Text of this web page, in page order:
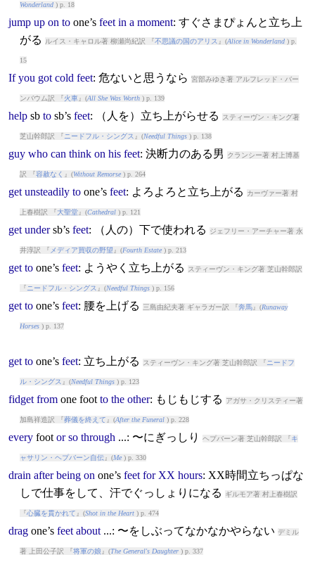
Wonderland) p. 18
jump up on toone’s feet in a moment: すぐさまぴょんと立ち上
がる
ルイス・キャロル著 柳瀬尚紀訳 『不思議の国のアリス 』(Alice in Wonderland) p.
15
If you got cold feet: 危ないと思うなら 宮部みゆき著 アルフレッド・バー
ンバウム訳 『火車 』(All She Was Worth) p. 139
helpsb tosb’s feet: （人を）立ち上がらせる スティーヴン・キング著
芝山幹郎訳 『 ニードフル・シングス 』(Needful Things) p. 138
guy who can think on his feet: 決断力のある男 クランシー著 村上博基
訳 『容赦なく 』(Without Remorse) p. 264
get unsteadily toone’s feet: よろよろと立ち上がる カーヴァー著 村
上春樹訳 『大聖堂』(Cathedral) p. 121
get undersb’s feet: （人の）下で使われる ジェフリー・アーチャー著 永
井淳訳 『 メディア買収の野望 』(Fourth Estate) p. 213
get toone’s feet: ようやく立ち上がる スティーヴン・キング著 芝山幹郎訳
『 ニードフル・シングス 』(Needful Things) p. 156
get toone’s feet: 腰を上げる 三島由紀夫著 ギャラガー訳 『奔馬』(Runaway
Horses) p. 137
get toone’s feet: 立ち上がる スティーヴン・キング著 芝山幹郎訳 『 ニードフ
ル・シングス 』(Needful Things) p. 123
fidget fromone foot to the other: もじもじする アガサ・クリスティー著
加島祥造訳 『葬儀を終えて 』(After the Funeral) p. 228
every foot or so through ...: 〜にぎっしり ヘプバーン著 芝山幹郎訳 『キ
ャサリン・ヘプバーン自伝』(Me) p. 330
drain after being on one’s feet for XX hours: XX時間立ちっぱな
しで仕事をして、汗でぐっしょりになる
ギルモア著 村上春樹訳
『心臓を貫かれて 』(Shot in the Heart) p. 474
dragone’s feet about...: 〜をしぶってなかなかやらない デミル
著 上田公子訳 『将軍の娘 』(The General's Daughter) p. 337